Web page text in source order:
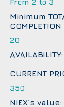
From 2 to 3
Minimum
20
AVAILABILITY:
CURRENT
350
NIEX´s value: